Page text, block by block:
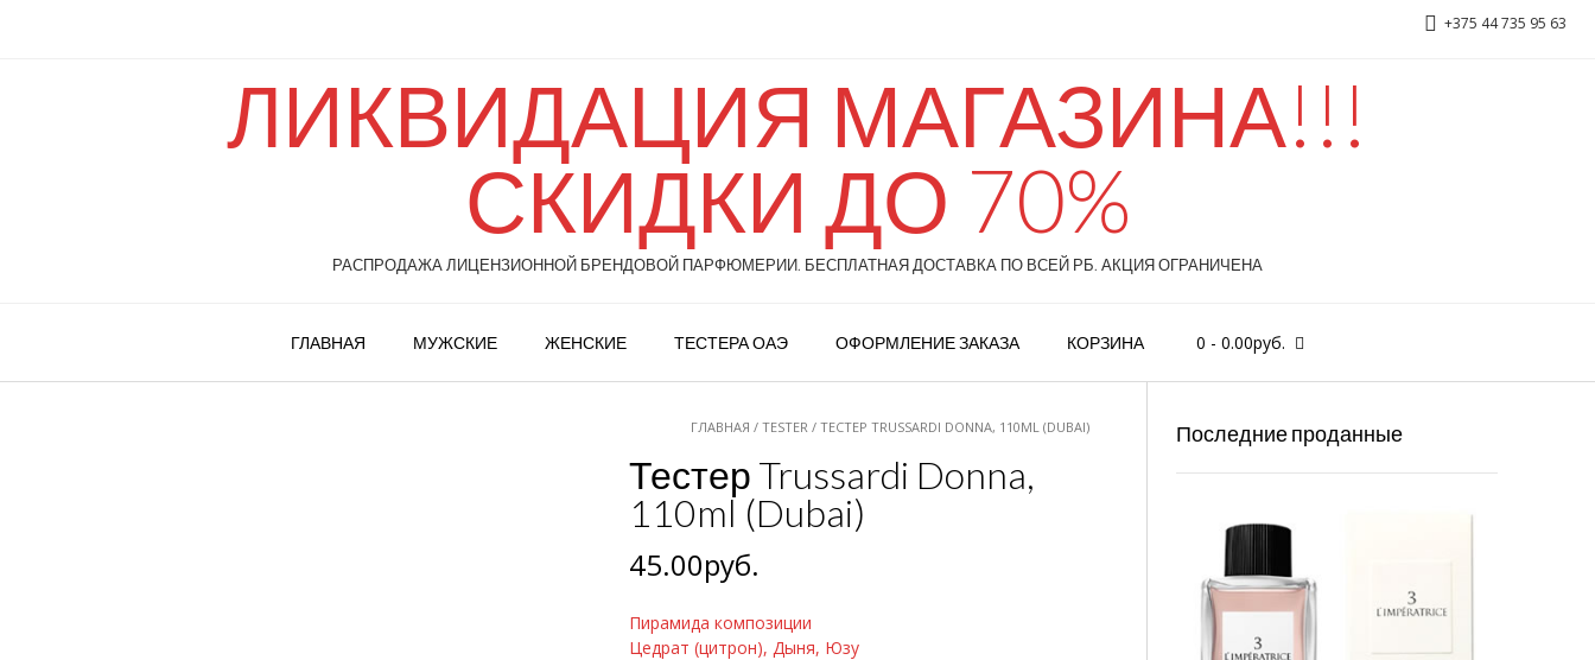
+375 44 735 95 63
ЛИКВИДАЦИЯ МАГАЗИНА!!!
СКИДКИ ДО 70%
РАСПРОДАЖА ЛИЦЕНЗИОННОЙ БРЕНДОВОЙ ПАРФЮМЕРИИ. БЕСПЛАТНАЯ ДОСТАВКА ПО ВСЕЙ РБ. АКЦИЯ ОГРАНИЧЕНА
ГЛАВНАЯ МУЖСКИЕ ЖЕНСКИЕ ТЕСТЕРА ОАЭ ОФОРМЛЕНИЕ ЗАКАЗА КОРЗИНА 0 - 0.00руб.
ГЛАВНАЯ /TESTER / ТЕСТЕР TRUSSARDI DONNA, 110ML (DUBAI)
Тестер Trussardi Donna,
110ml (Dubai)
45.00руб.
Пирамида композиции
Цедрат (цитрон), Дыня, Юзу
Последние проданные